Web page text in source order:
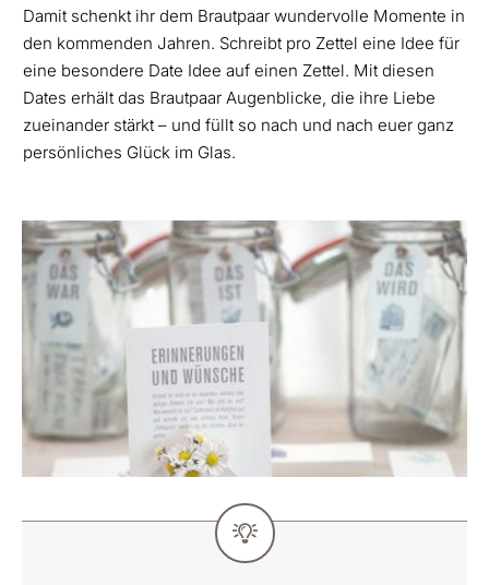
Damit schenkt ihr dem Brautpaar wundervolle Momente in
den kommenden Jahren. Schreibt pro Zettel eine Idee für
eine besondere Date Idee auf einen Zettel. Mit diesen
Dates erhält das Brautpaar Augenblicke, die ihre Liebe
zueinander stärkt – und füllt so nach und nach euer ganz
persönliches Glück im Glas.